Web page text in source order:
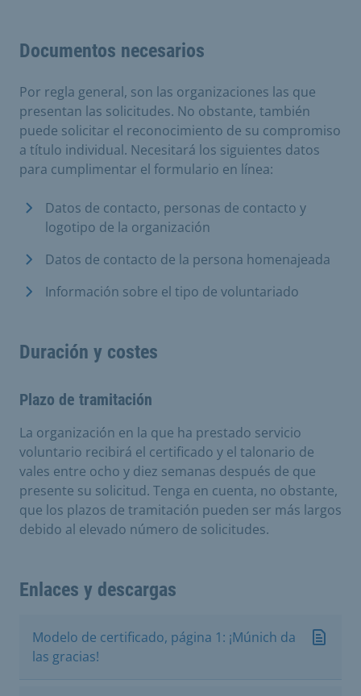
Documentos necesarios
Por regla general, son las organizaciones las que
presentan las solicitudes. No obstante, también
puede solicitar el reconocimiento de su compromiso
a título individual. Necesitará los siguientes datos
para cumplimentar el formulario en línea:
Datos de contacto, personas de contacto y
logotipo de la organización
Datos de contacto de la persona homenajeada
Información sobre el tipo de voluntariado
Duración y costes
Plazo de tramitación
La organización en la que ha prestado servicio
voluntario recibirá el certificado y el talonario de
vales entre ocho y diez semanas después de que
presente su solicitud. Tenga en cuenta, no obstante,
que los plazos de tramitación pueden ser más largos
debido al elevado número de solicitudes.
Enlaces y descargas
Modelo de certificado, página 1: ¡Múnich da
las gracias!